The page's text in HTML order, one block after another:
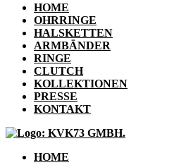
HOME
OHRRINGE
HALSKETTEN
ARMBÄNDER
RINGE
CLUTCH
KOLLEKTIONEN
PRESSE
KONTAKT
HOME